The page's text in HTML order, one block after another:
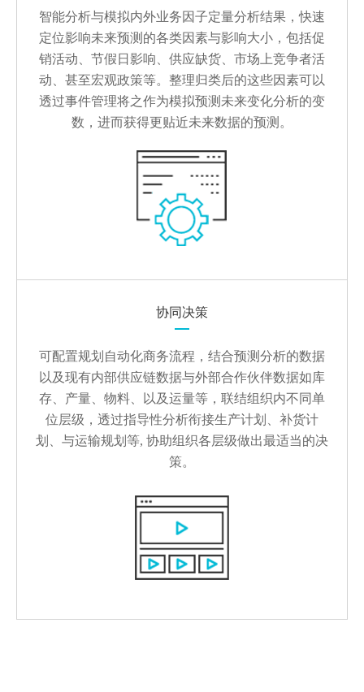
智能分析与模拟内外业务因子定量分析结果，快速
定位影响未来预测的各类因素与影响大小，包括促
销活动、节假日影响、供应缺货、市场上竞争者活
动、甚至宏观政策等。整理归类后的这些因素可以
透过事件管理将之作为模拟预测未来变化分析的变
数，进而获得更贴近未来数据的预测。
协同决策
可配置规划自动化商务流程，结合预测分析的数据
以及现有内部供应链数据与外部合作伙伴数据如库
存、产量、物料、以及运量等，联结组织内不同单
位层级，透过指导性分析衔接生产计划、补货计
划、与运输规划等, 协助组织各层级做出最适当的决
策。